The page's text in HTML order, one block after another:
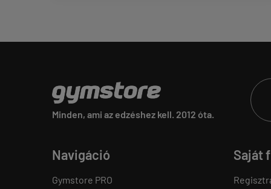
Minden, ami az edzéshez kell. 2012 óta.
Navigáció
Gymstore PRO
Saját